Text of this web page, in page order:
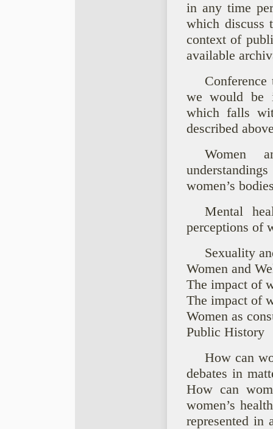
in any time
which discuss
context of
available
we would be
which falls
described
Women
women’s
Mental
perceptions of
Sexuality
Women and
The impact of
The impact of
Women as
Public History
How can
debates in
How can
women’s
represented in